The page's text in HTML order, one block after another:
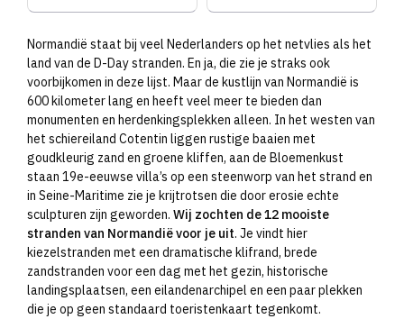
Normandië staat bij veel Nederlanders op het netvlies als het
land van de D-Day stranden. En ja, die zie je straks ook
voorbijkomen in deze lijst. Maar de kustlijn van Normandië is
600 kilometer lang en heeft veel meer te bieden dan
monumenten en herdenkingsplekken alleen. In het westen van
het schiereiland Cotentin liggen rustige baaien met
goudkleurig zand en groene kliffen, aan de Bloemenkust
staan 19e-eeuwse villa’s op een steenworp van het strand en
in Seine-Maritime zie je krijtrotsen die door erosie echte
sculpturen zijn geworden. Wij zochten de 12 mooiste
stranden van Normandië voor je uit. Je vindt hier
kiezelstranden met een dramatische klifrand, brede
zandstranden voor een dag met het gezin, historische
landingsplaatsen, een eilandenarchipel en een paar plekken
die je op geen standaard toeristenkaart tegenkomt.